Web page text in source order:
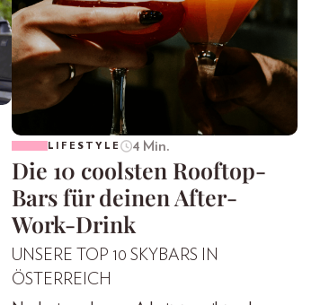
LIFESTYLE 4 Min.
Die 10 coolsten Rooftop-
Bars für deinen After-
Work-Drink
UNSERE TOP 10 SKYBARS IN
ÖSTERREICH